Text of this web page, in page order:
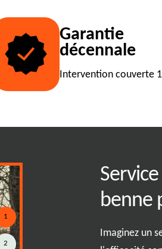
Garantie
décennale
Intervention couverte
basé à
benne
Imaginez un
1
2